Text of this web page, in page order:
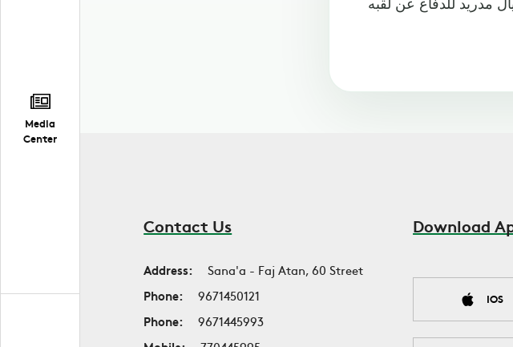
Media
Center
Contact Us
Address:
Sana'a - Faj Atan, 60 Street
Phone:
9671450121
Phone:
9671445993
Download
IOS